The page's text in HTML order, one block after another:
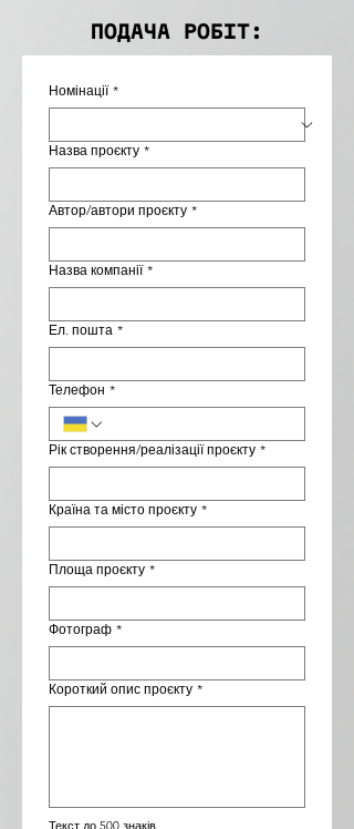
ПОДАЧА РОБІТ:
Номінації *
Назва проєкту *
Автор/автори проєкту *
Назва компанії *
Ел. пошта *
Телефон *
Рік створення/реалізації проєкту *
Країна та місто проєкту *
Площа проєкту *
Фотограф *
Короткий опис проєкту *
Текст до 500 знаків